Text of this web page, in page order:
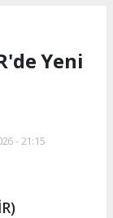
Yeni
- 21:15